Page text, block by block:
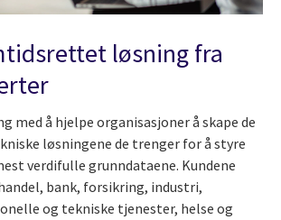
løsning fra
med å hjelpe organisasjoner å skape de
løsningene de trenger for å styre
verdifulle grunndataene. Kundene
bank, forsikring, industri,
og tekniske tjenester, helse og